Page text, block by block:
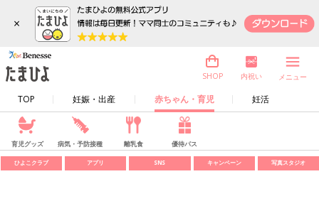
×
TOP 妊娠・出産 赤ちゃん・育児 妊活
SHOP 内祝い メニュー
育児グッズ 病気・予防接種 離乳食 優待パス
ひよこクラブ アプリ SNS キャンペーン 写真スタジオ